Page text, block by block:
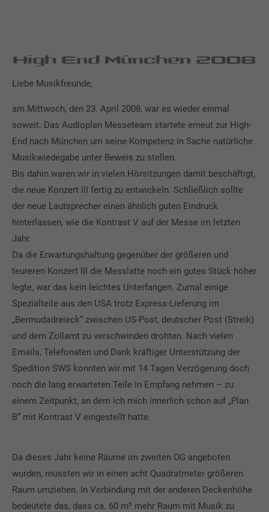
High End München 2008
Liebe Musikfreunde,
am Mittwoch, den 23. April 2008, war es wieder einmal
soweit. Das Audioplan Messeteam startete erneut zur High-
End nach München um seine Kompetenz in Sache natürliche
Musikwiedegabe unter Beweis zu stellen.
Bis dahin waren wir in vielen Hörsitzungen damit beschäftigt,
die neue Konzert III fertig zu entwickeln. Schließlich sollte
der neue Lautsprecher einen ähnlich guten Eindruck
hinterlassen, wie die Kontrast V auf der Messe im letzten
Jahr.
Da die Erwartungshaltung gegenüber der größeren und
teureren Konzert III die Messlatte noch ein gutes Stück höher
legte, war das kein leichtes Unterfangen. Zumal einige
Spezialteile aus den USA trotz Express-Lieferung im
„Bermudadreieck“ zwischen US-Post, deutscher Post (Streik)
und dem Zollamt zu verschwinden drohten. Nach vielen
Emails, Telefonaten und Dank kräftiger Unterstützung der
Spedition SWS konnten wir mit 14 Tagen Verzögerung doch
noch die lang erwarteten Teile in Empfang nehmen – zu
einem Zeitpunkt, an dem ich mich innerlich schon auf „Plan
B“ mit Kontrast V eingestellt hatte.
Da dieses Jahr keine Räume im zweiten OG angeboten
wurden, mussten wir in einen acht Quadratmeter größeren
Raum umziehen. In Verbindung mit der anderen Deckenhöhe
bedeutete das, dass ca. 60 m³ mehr Raum mit Musik zu